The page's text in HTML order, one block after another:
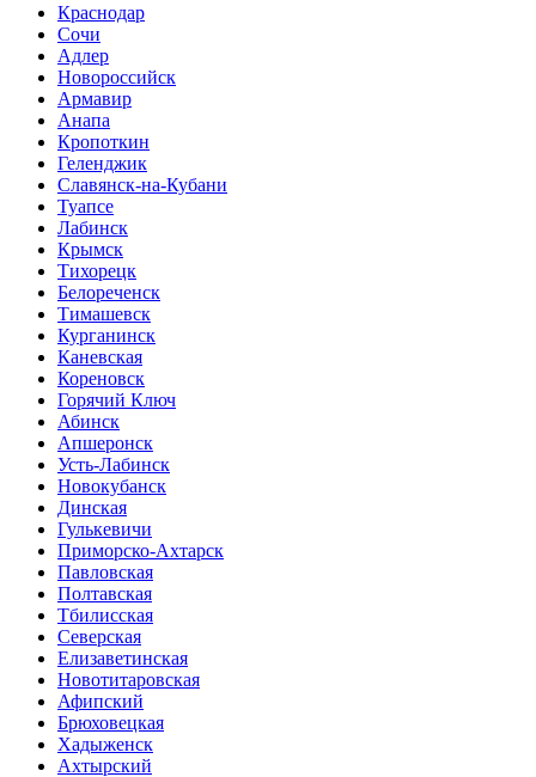
Краснодар
Сочи
Адлер
Новороссийск
Армавир
Анапа
Кропоткин
Геленджик
Славянск-на-Кубани
Туапсе
Лабинск
Крымск
Тихорецк
Белореченск
Тимашевск
Курганинск
Каневская
Кореновск
Горячий Ключ
Абинск
Апшеронск
Усть-Лабинск
Новокубанск
Динская
Гулькевичи
Приморско-Ахтарск
Павловская
Полтавская
Тбилисская
Северская
Елизаветинская
Новотитаровская
Афипский
Брюховецкая
Хадыженск
Ахтырский